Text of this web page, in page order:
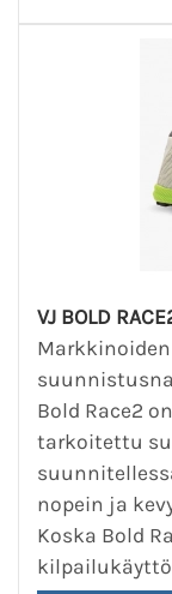
VJ BOLD
Bold Race2
tarkoitettu
nopein ja
Koska Bold